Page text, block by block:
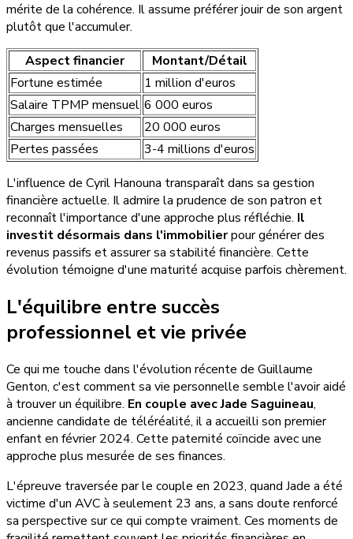
mérite de la cohérence. Il assume préférer jouir de son argent
plutôt que l'accumuler.
Aspect financier
Montant/Détail
Fortune estimée
1 million d'euros
Salaire TPMP mensuel 6 000 euros
Charges mensuelles
20 000 euros
Pertes passées
3-4 millions d'euros
L'influence de Cyril Hanouna transparaît dans sa gestion
financière actuelle. Il admire la prudence de son patron et
reconnaît l'importance d'une approche plus réfléchie. Il
investit désormais dans l'immobilierpour générer des
revenus passifs et assurer sa stabilité financière. Cette
évolution témoigne d'une maturité acquise parfois chèrement.
L'équilibre entre succès
professionnel et vie privée
Ce qui me touche dans l'évolution récente de Guillaume
Genton, c'est comment sa vie personnelle semble l'avoir aidé
à trouver un équilibre. En couple avec Jade Saguineau,
ancienne candidate de téléréalité, il a accueilli son premier
enfant en février 2024. Cette paternité coïncide avec une
approche plus mesurée de ses finances.
L'épreuve traversée par le couple en 2023, quand Jade a été
victime d'un AVC à seulement 23 ans, a sans doute renforcé
sa perspective sur ce qui compte vraiment. Ces moments de